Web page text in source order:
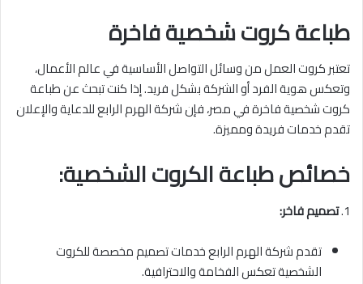
طباعة كروت شخصية فاخرة
تعتبر كروت العمل من وسائل التواصل الأساسية في عالم الأعمال،
وتعكس هوية الفرد أو الشركة بشكل فريد. إذا كنت تبحث عن طباعة
كروت شخصية فاخرة في مصر، فإن شركة الهرم الرابع للدعاية والإعلان
تقدم خدمات فريدة ومميزة.
خصائص طباعة الكروت الشخصية:
1. تصميم فاخر:
تقدم شركة الهرم الرابع خدمات تصميم مخصصة للكروت
الشخصية تعكس الفخامة والاحترافية.